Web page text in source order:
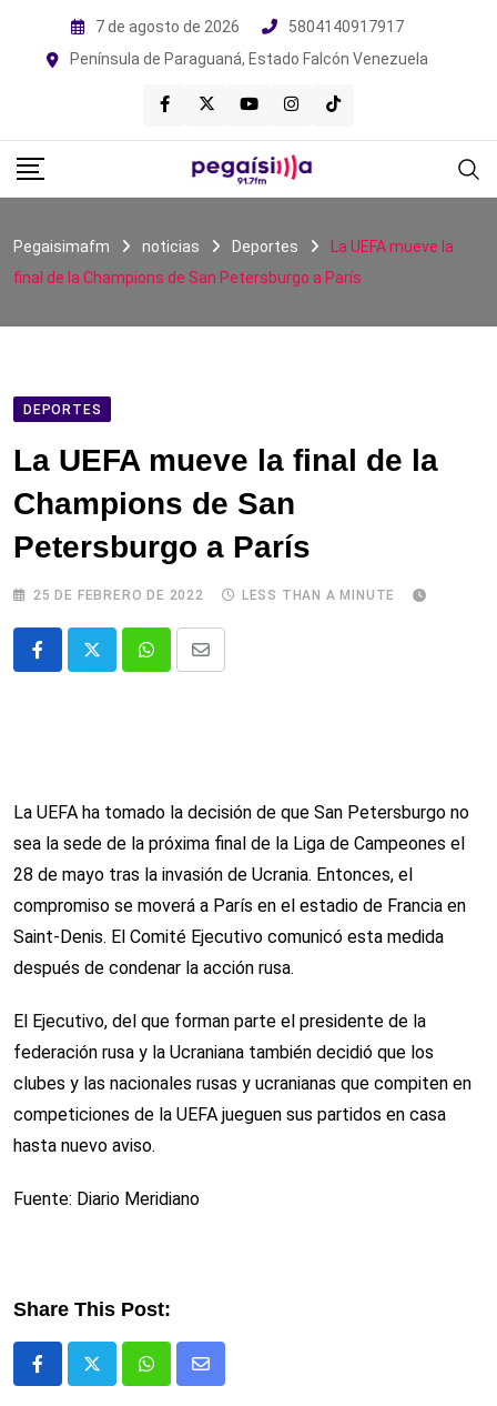
7 de agosto de 2026
5804140917917
Península de Paraguaná, Estado Falcón Venezuela
Pegaisimafm noticias Deportes
La UEFA mueve la
final de la Champions de San Petersburgo a París
DEPORTES
La UEFA mueve la final de la
Champions de San
Petersburgo a París
25 DE FEBRERO DE 2022 LESS THAN A MINUTE
WhatsappComparte
La UEFA ha tomado la decisión de que San Petersburgo no
sea la sede de la próxima final de la Liga de Campeones el
28 de mayo tras la invasión de Ucrania. Entonces, el
compromiso se moverá a París en el estadio de Francia en
Saint-Denis. El Comité Ejecutivo comunicó esta medida
después de condenar la acción rusa.
El Ejecutivo, del que forman parte el presidente de la
federación rusa y la Ucraniana también decidió que los
clubes y las nacionales rusas y ucranianas que compiten en
competiciones de la UEFA jueguen sus partidos en casa
hasta nuevo aviso.
Fuente: Diario Meridiano
Share This Post:
WhatsappComparte